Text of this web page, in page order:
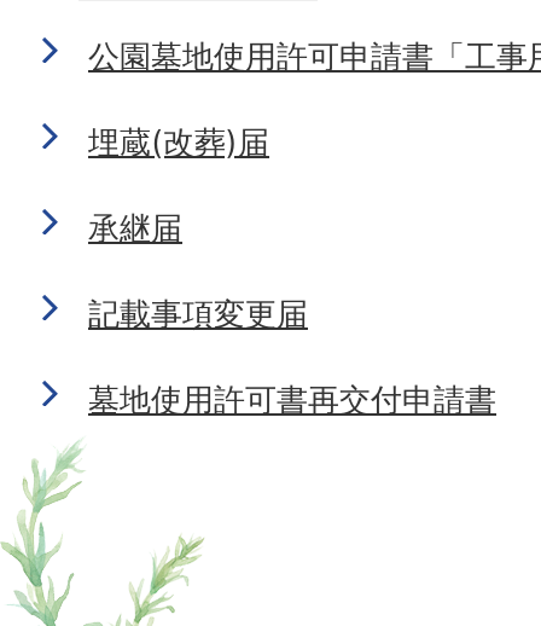
公園墓地使用許可申請書「工事
埋蔵(改葬)届
承継届
記載事項変更届
墓地使用許可書再交付申請書